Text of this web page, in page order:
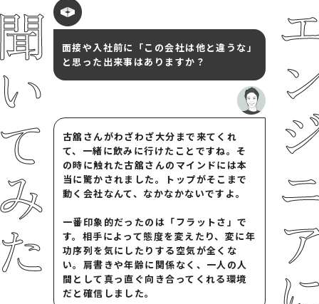
た エン
面接や入社前に「この会社は他と違うな」
と思った出来事はありますか？
古舘さんがわざわざ大分まで来てくれ
て、一緒に飲みに行けたことですね。そ
の時に触れた古舘さんのマインドには本
当に驚かされました。トップがそこまで
動く会社なんて、なかなかないですよ。
一番印象的だったのは「フラットさ」で
す。相手によって態度を変えたり、変に年
功序列を気にしたりする空気が全くな
い。肩書きや年齢に関係なく、一人の人
間として真っ直ぐ向き合ってくれる環境
だと確信しました。